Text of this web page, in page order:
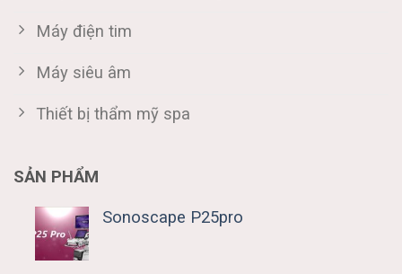
Máy điện tim
Máy siêu âm
Thiết bị thẩm mỹ spa
SẢN PHẨM
Sonoscape P25pro